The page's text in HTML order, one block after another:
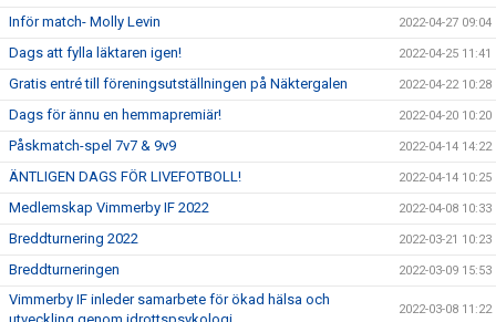
Inför match- Molly Levin 2022-04-27 09:04
Dags att fylla läktaren igen! 2022-04-25 11:41
Gratis entré till föreningsutställningen på Näktergalen 2022-04-22 10:28
Dags för ännu en hemmapremiär! 2022-04-20 10:20
Påskmatch-spel 7v7 & 9v9 2022-04-14 14:22
ÄNTLIGEN DAGS FÖR LIVEFOTBOLL! 2022-04-14 10:25
Medlemskap Vimmerby IF 2022 2022-04-08 10:33
Breddturnering 2022 2022-03-21 10:23
Breddturneringen 2022-03-09 15:53
Vimmerby IF inleder samarbete för ökad hälsa och
2022-03-08 11:22